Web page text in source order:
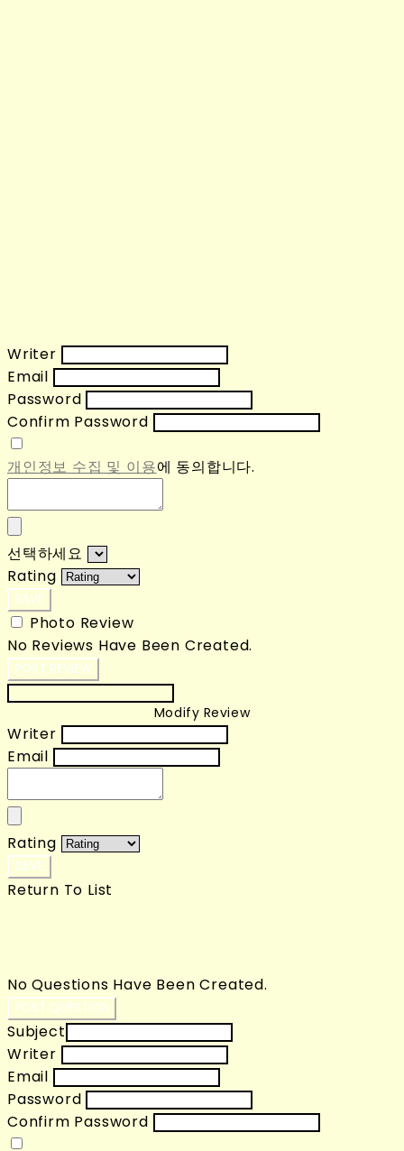
Writer
Email
Password
Confirm Password
개인정보 수집 및 이용에 동의합니다.
선택하세요
Rating
SAVE
Photo Review
No Reviews Have Been Created.
POST REVIEW
Modify Review
Writer
Email
Rating
SAVE
Return To List
No Questions Have Been Created.
POST QUESTION
Subject
Writer
Email
Password
Confirm Password